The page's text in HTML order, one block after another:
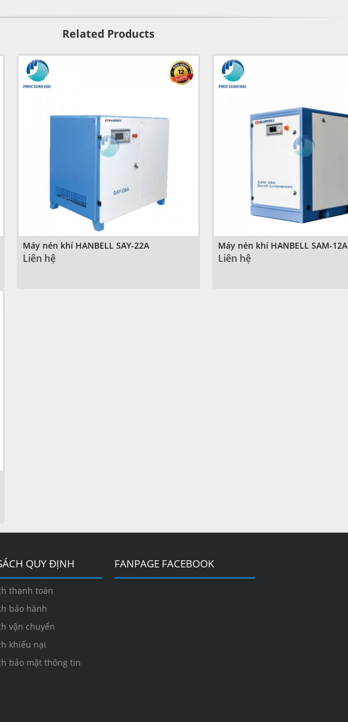
Related Products
Máy nén khí HANBELL SAY-22A
Liên hệ
Máy nén khí HANBELL SAM-12A
Liên hệ
QUY ĐỊNH
thanh toán
bảo hành
vận chuyển
khiếu nại
bảo mật thông tin
FANPAGE FACEBOOK